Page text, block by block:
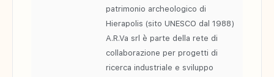
patrimonio archeologico di
Hierapolis (sito UNESCO dal 1988)
A.R.Va srl è parte della rete di
collaborazione per progetti di
ricerca industriale e sviluppo